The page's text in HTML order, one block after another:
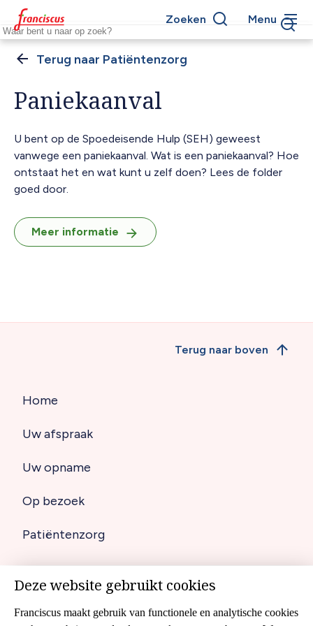
Overslaan
en
naar
gaan
Keywords
Zoeken Menu
Patiëntenzorg
Paniekaanval
U bent op de Spoedeisende Hulp (SEH) geweest
vanwege een paniekaanval. Wat is een paniekaanval? Hoe
ontstaat het en wat kunt u zelf doen? Lees de folder
goed door.
Meer informatie
(footer)
Home
Uw afspraak
Uw opname
Op bezoek
Patiëntenzorg
Footer
Disclaimer
Cookies
Terug naar boven
Deze website gebruikt cookies
Franciscus maakt gebruik van functionele en analytische cookies